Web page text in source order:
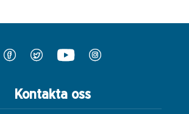
Kontakta oss